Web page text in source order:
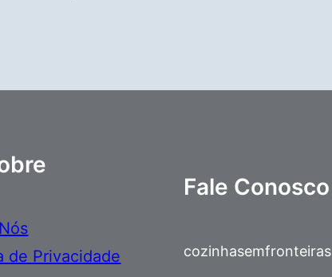
de Privacidade
Fale Conosco